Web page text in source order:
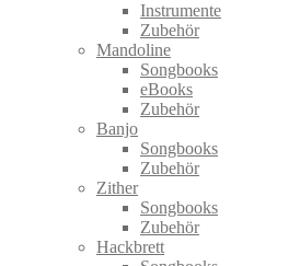
Instrumente
Zubehör
Mandoline
Songbooks
eBooks
Zubehör
Banjo
Songbooks
Zubehör
Zither
Songbooks
Zubehör
Hackbrett